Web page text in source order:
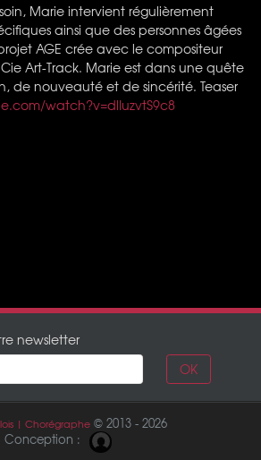
Marie intervient régulièrement
ainsi que des personnes âgées
AGE crée avec le compositeur
Art-Track. Marie est dans une quête
de nouveauté et de sincérité. Teaser
watch?v=dIIuzvtS9c8
newsletter
OK
| Chorégraphe© 2013 - 2026
Conception :